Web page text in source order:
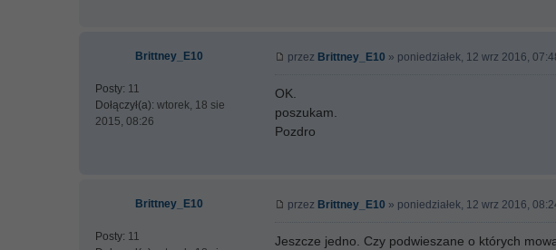
Brittney_E10
Posty: 11
Dołączył(a): wtorek, 18 sie
2015, 08:26
przez Brittney_E10 » poniedziałek, 12 wrz 2016,
OK.
poszukam.
Pozdro
Brittney_E10
Posty: 11
przez Brittney_E10 » poniedziałek, 12 wrz 2016,
Jeszcze jedno. Czy podwieszane o których